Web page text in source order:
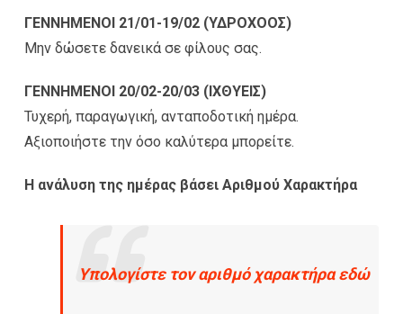
ΓΕΝΝΗΜΕΝΟΙ 21/01-19/02 (ΥΔΡΟΧΟΟΣ)
Μην δώσετε δανεικά σε φίλους σας.
ΓΕΝΝΗΜΕΝΟΙ 20/02-20/03 (ΙΧΘΥΕΙΣ)
Τυχερή, παραγωγική, ανταποδοτική ημέρα.
Αξιοποιήστε την όσο καλύτερα μπορείτε.
Η ανάλυση της ημέρας βάσει Αριθμού Χαρακτήρα
Υπολογίστε τον αριθμό χαρακτήρα εδώ